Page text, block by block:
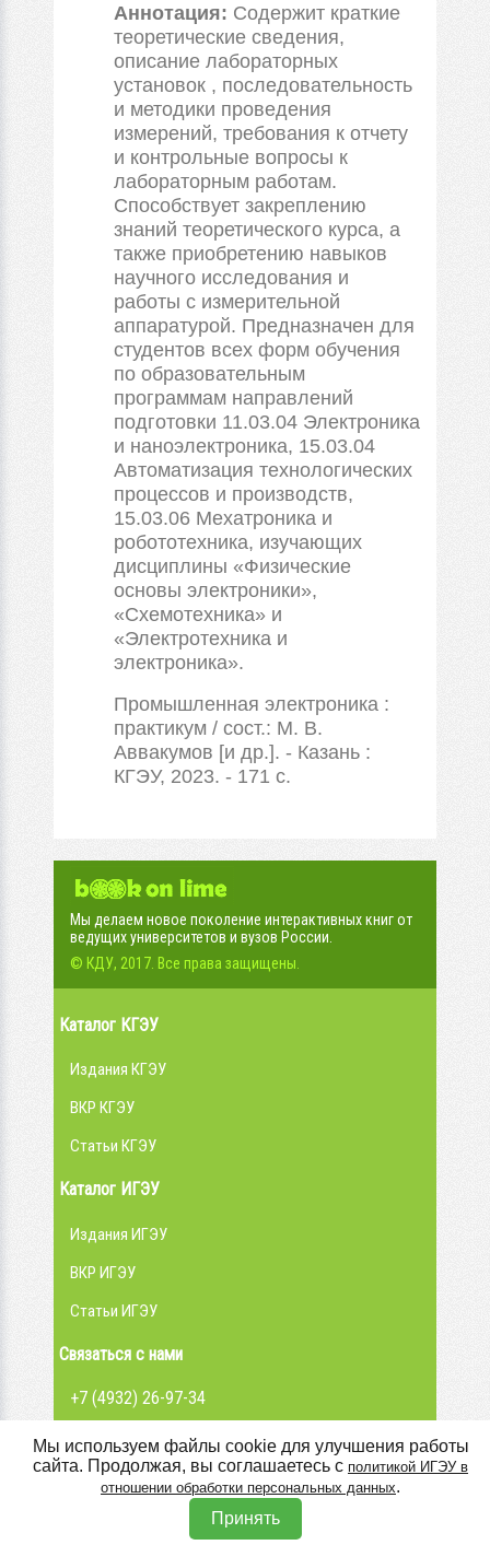
Аннотация: Содержит краткие
теоретические сведения,
описание лабораторных
установок , последовательность
и методики проведения
измерений, требования к отчету
и контрольные вопросы к
лабораторным работам.
Способствует закреплению
знаний теоретического курса, а
также приобретению навыков
научного исследования и
работы с измерительной
аппаратурой. Предназначен для
студентов всех форм обучения
по образовательным
программам направлений
подготовки 11.03.04 Электроника
и наноэлектроника, 15.03.04
Автоматизация технологических
процессов и производств,
15.03.06 Мехатроника и
робототехника, изучающих
дисциплины «Физические
основы электроники»,
«Схемотехника» и
«Электротехника и
электроника».
Промышленная электроника :
практикум / сост.: М. В.
Аввакумов [и др.]. - Казань :
КГЭУ, 2023. - 171 с.
Мы делаем новое поколение интерактивных книг от
ведущих университетов и вузов России.
© КДУ, 2017. Все права защищены.
Каталог КГЭУ
Издания КГЭУ
ВКР КГЭУ
Статьи КГЭУ
Мы используем файлы cookie для улучшения работы
сайта. Продолжая, вы соглашаетесь с политикой ИГЭУ в
отношении обработки персональных данных.
Принять
Каталог ИГЭУ
Издания ИГЭУ
ВКР ИГЭУ
Статьи ИГЭУ
Связаться с нами
+7 (4932) 26-97-34
admin@library.ispu.ru
Вконтакте